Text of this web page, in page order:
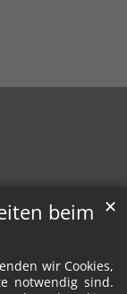
beim
wir Cookies,
notwendig sind.
✕